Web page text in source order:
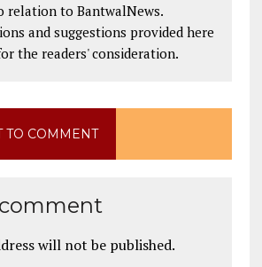
relation to BantwalNews.
and suggestions provided here
the readers' consideration.
TO COMMENT
will not be published.